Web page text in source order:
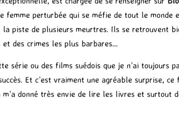
perturbée qui se méfie de tout le monde
piste de plusieurs meurtres. Ils se retrouvent
des crimes les plus barbares…
série ou des films suédois que je n’ai toujours
Et c’est vraiment une agréable surprise,
donné très envie de lire les livres et surtout